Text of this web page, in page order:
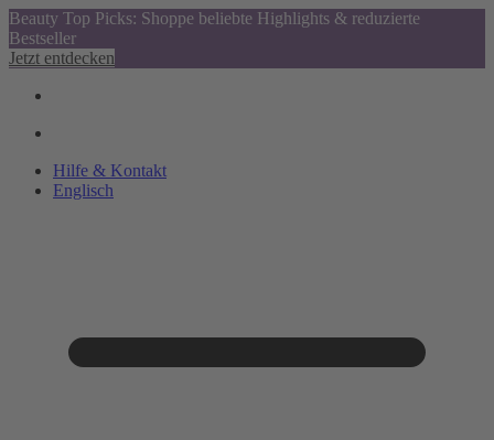
Beauty Top Picks: Shoppe beliebte Highlights & reduzierte
Bestseller
Jetzt entdecken
Hilfe & Kontakt
Englisch